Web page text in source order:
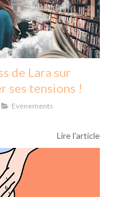
de Lara sur
ses tensions !
Evénements
Lire l'article